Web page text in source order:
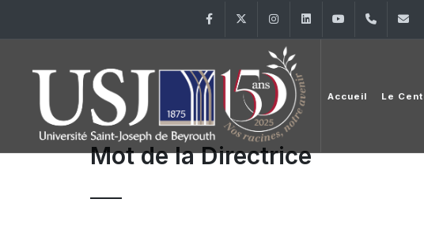
FacebookTwitter InstagramLinkedInYouTube+961
Accueil Le
Mot de la Directrice